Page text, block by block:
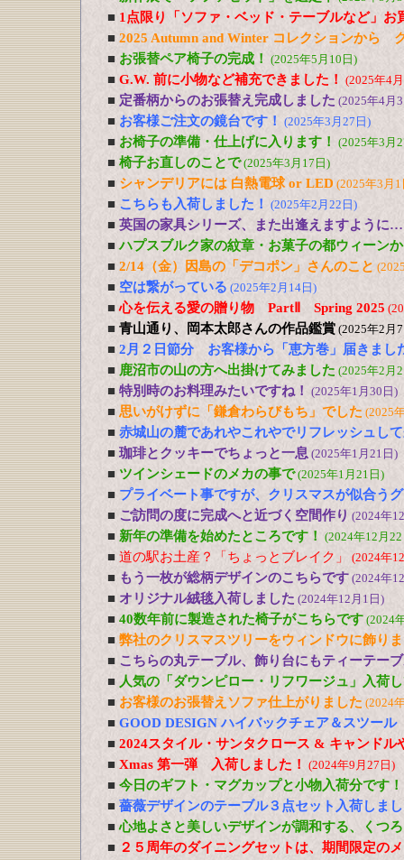
■ 1点限り「ソファ・ベッド・テーブルなど」お
■ 2025 Autumn and Winter コレクションから
■ お張替ペア椅子の完成！ (2025年5月10日)
■ G.W. 前に小物など補充できました！ (2025年4
■ 定番柄からのお張替え完成しました (2025年4月
■ お客様ご注文の鏡台です！ (2025年3月27日)
■ お椅子の準備・仕上げに入ります！ (2025年3月
■ 椅子お直しのことで(2025年3月17日)
■ シャンデリアには 白熱電球 or LED (2025年3月1
■ こちらも入荷しました！ (2025年2月22日)
■ 英国の家具シリーズ、また出逢えますように…
■ ハプスブルク家の紋章・お菓子の都ウィーン
■ 2/14（金）因島の「デコポン」さんのこと
■ 空は繋がっている (2025年2月14日)
■ 心を伝える愛の贈り物 PartⅡ Spring 2025
■ 青山通り、岡本太郎さんの作品鑑賞 (2025年2月
■ 2月２日節分 お客様から「恵方巻」届きまし
■ 鹿沼市の山の方へ出掛けてみました (2025年2月
■ 特別時のお料理みたいですね！ (2025年1月30日)
■ 思いがけずに「鎌倉わらびもち」でした (2025
■ 赤城山の麓であれやこれやでリフレッシュし
■ 珈琲とクッキーでちょっと一息 (2025年1月21日)
■ ツインシェードのメカの事で(2025年1月21日)
■ プライベート事ですが、クリスマスが似合う
■ ご訪問の度に完成へと近づく空間作り (2024年
■ 新年の準備を始めたところです！ (2024年12月
■ 道の駅お土産？「ちょっとブレイク」 (2024年
■ もう一枚が総柄デザインのこちらです (2024年
■ オリジナル絨毯入荷しました (2024年12月1日)
■ 40数年前に製造された椅子がこちらです (2024
■ 弊社のクリスマスツリーをウィンドウに飾り
■ こちらの丸テーブル、飾り台にもティーテー
■ 人気の「ダウンピロー・リフワージュ」入荷
■ お客様のお張替えソファ仕上がりました (2024
■ GOOD DESIGN ハイバックチェア＆スツー
■ 2024スタイル・サンタクロース & キャンドル
■ Xmas 第一弾 入荷しました！ (2024年9月27日)
■ 今日のギフト・マグカップと小物入荷分です！
■ 薔薇デザインのテーブル３点セット入荷しま
■ 心地よさと美しいデザインが調和する、くつ
■ ２５周年のダイニングセットは、期間限定の